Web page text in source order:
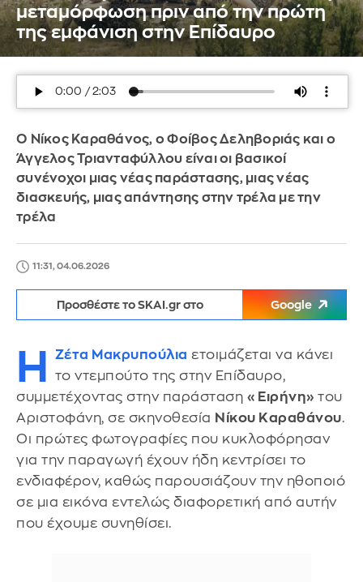
μεταμόρφωση πριν από την πρώτη
της εμφάνιση στην Επίδαυρο
Ο Νίκος Καραθάνος, ο Φοίβος Δεληβοριάς και ο
Άγγελος Τριανταφύλλου είναι οι βασικοί
συνένοχοι μιας νέας παράστασης, μιας νέας
διασκευής, μιας απάντησης στην τρέλα με την
τρέλα
11:31, 04.06.2026
Προσθέστε το SKAI.gr στο Google
Η Ζέτα Μακρυπούλια ετοιμάζεται να κάνει
το ντεμπούτο της στην Επίδαυρο,
συμμετέχοντας στην παράσταση «Ειρήνη» του
Αριστοφάνη, σε σκηνοθεσία Νίκου Καραθάνου.
Οι πρώτες φωτογραφίες που κυκλοφόρησαν
για την παραγωγή έχουν ήδη κεντρίσει το
ενδιαφέρον, καθώς παρουσιάζουν την ηθοποιό
σε μια εικόνα εντελώς διαφορετική από αυτήν
που έχουμε συνηθίσει.